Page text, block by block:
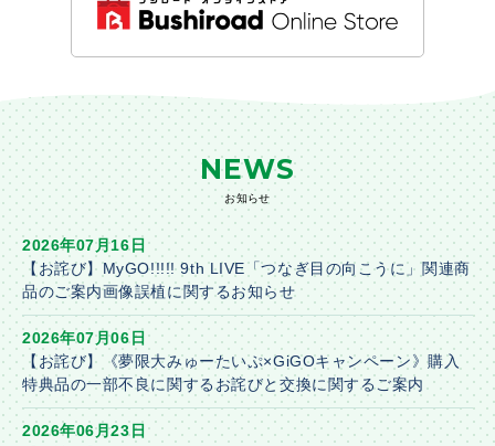
NEWS
お知らせ
2026年07月16日
【お詫び】MyGO!!!!! 9th LIVE「つなぎ目の向こうに」関連商
品のご案内画像誤植に関するお知らせ
2026年07月06日
【お詫び】《夢限大みゅーたいぷ×GiGOキャンペーン》購入
特典品の一部不良に関するお詫びと交換に関するご案内
2026年06月23日